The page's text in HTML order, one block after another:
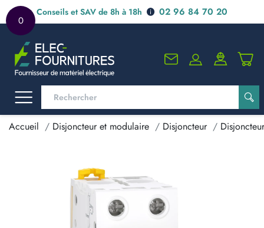
0
Conseils et SAV de 8h à 18h 02 96 84 70 20
Accueil Disjoncteur et modulaire Disjoncteur